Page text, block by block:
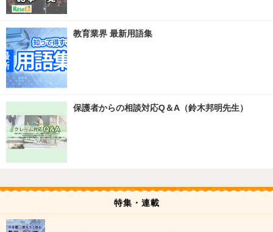
教育業界 最新用語集
保護者からの相談対応Q＆A（鈴木邦明先生）
特集・連載